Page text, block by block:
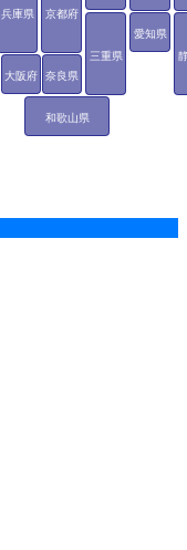
愛知県
三重県
京都府
大阪府
兵庫県
奈良県
和歌山県